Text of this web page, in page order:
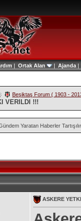
| Ortak Alan | Ajanda |
Beşiktaş Forum ( 1903 -
VERILDI !!!
Yaratan Haberler Tartışılır.
ASKERE